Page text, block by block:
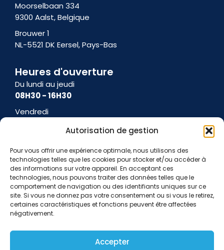
Autorisation de gestion
Pour vous offrir une expérience optimale, nous utilisons des
technologies telles que les cookies pour stocker et/ou accéder à
des informations sur votre appareil. En acceptant ces
technologies, nous pouvons traiter des données telles que le
comportement de navigation ou des identifiants uniques sur ce
site. Si vous ne donnez pas votre consentement ou si vous le retirez,
certaines caractéristiques et fonctions peuvent être affectées
négativement.
Accepter
Moorselbaan 334
9300 Aalst, Belgique
Brouwer 1
NL-5521 DK Eersel, Pays-Bas
Heures d'ouverture
Du lundi au jeudi
08H30 - 16H30
Vendredi
Conditions générales d'utilisation Conditions d'utilisation
Politique en matière de cookiesPolitique de confidentialité
Avis de protection des données